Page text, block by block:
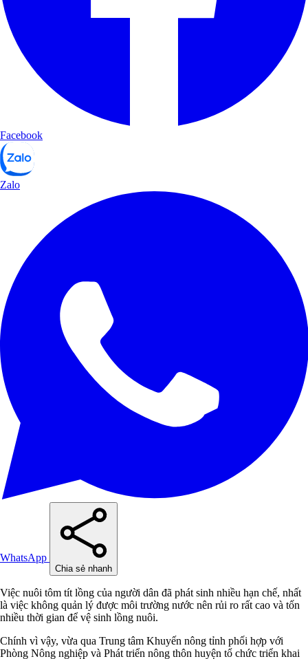
Facebook
Zalo
WhatsApp
Chia sẻ nhanh
Việc nuôi tôm tít lồng của người dân đã phát sinh nhiều hạn chế, nhất
là việc không quản lý được môi trường nước nên rủi ro rất cao và tốn
nhiều thời gian để vệ sinh lồng nuôi.
Chính vì vậy, vừa qua Trung tâm Khuyến nông tỉnh phối hợp với
Phòng Nông nghiệp và Phát triển nông thôn huyện tổ chức triển khai